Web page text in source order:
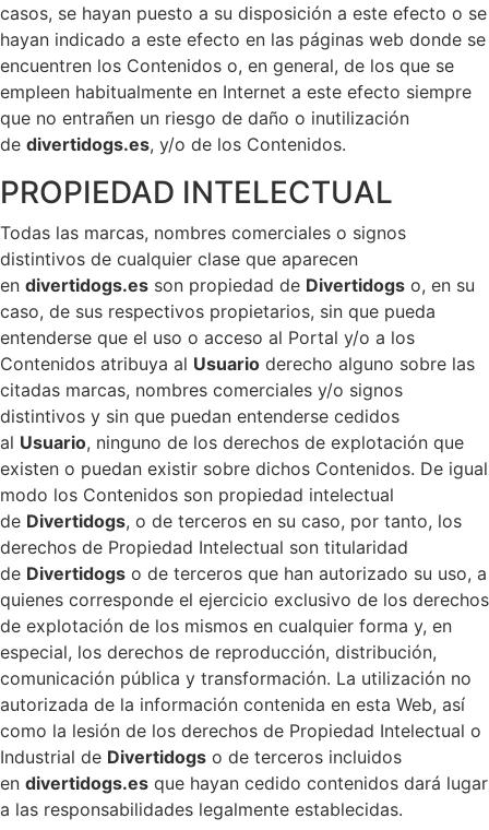
casos, se hayan puesto a su disposición a este efecto o se
hayan indicado a este efecto en las páginas web donde se
encuentren los Contenidos o, en general, de los que se
empleen habitualmente en Internet a este efecto siempre
que no entrañen un riesgo de daño o inutilización
de divertidogs.es, y/o de los Contenidos.
PROPIEDAD INTELECTUAL
Todas las marcas, nombres comerciales o signos
distintivos de cualquier clase que aparecen
en divertidogs.es son propiedad de Divertidogs o, en su
caso, de sus respectivos propietarios, sin que pueda
entenderse que el uso o acceso al Portal y/o a los
Contenidos atribuya al Usuario derecho alguno sobre las
citadas marcas, nombres comerciales y/o signos
distintivos y sin que puedan entenderse cedidos
al Usuario, ninguno de los derechos de explotación que
existen o puedan existir sobre dichos Contenidos. De igual
modo los Contenidos son propiedad intelectual
de Divertidogs, o de terceros en su caso, por tanto, los
derechos de Propiedad Intelectual son titularidad
de Divertidogs o de terceros que han autorizado su uso, a
quienes corresponde el ejercicio exclusivo de los derechos
de explotación de los mismos en cualquier forma y, en
especial, los derechos de reproducción, distribución,
comunicación pública y transformación. La utilización no
autorizada de la información contenida en esta Web, así
como la lesión de los derechos de Propiedad Intelectual o
Industrial de Divertidogs o de terceros incluidos
en divertidogs.es que hayan cedido contenidos dará lugar
a las responsabilidades legalmente establecidas.